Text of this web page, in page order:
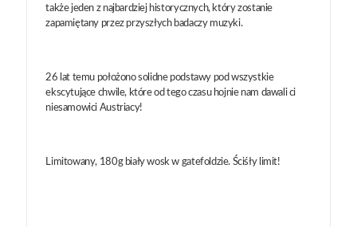
także jeden z najbardziej historycznych, który zostanie
zapamiętany przez przyszłych badaczy muzyki.
26 lat temu położono solidne podstawy pod wszystkie
ekscytujące chwile, które od tego czasu hojnie nam dawali ci
niesamowici Austriacy!
Limitowany, 180g biały wosk w gatefoldzie. Ściśły limit!